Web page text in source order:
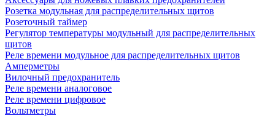
Розетка модульная для распределительных щитов
Розеточный таймер
Регулятор температуры модульный для распределительных
щитов
Реле времени модульное для распределительных щитов
Амперметры
Вилочный предохранитель
Реле времени аналоговое
Реле времени цифровое
Вольтметры